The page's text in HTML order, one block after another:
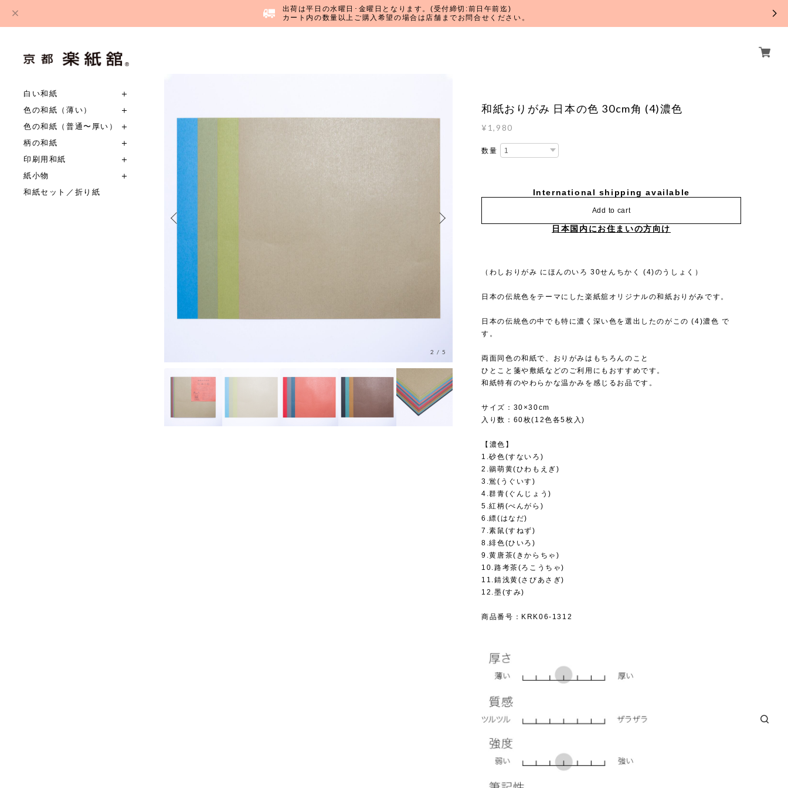
出荷は平日の水曜日･金曜日となります。(受付締切:前日午前迄)
カート内の数量以上ご購入希望の場合は店舗までお問合せください。
白い和紙
色の和紙（薄い）
色の和紙（普通〜厚い）
柄の和紙
印刷用和紙
紙小物
和紙セット／折り紙
3 /5
和紙おりがみ 日本の色 30cm角 (4)濃色
¥1,980
数量
International shipping available
Add to cart
日本国内にお住まいの方向け
（わしおりがみ にほんのいろ 30せんちかく (4)のうしょく）
日本の伝統色をテーマにした楽紙舘オリジナルの和紙おりがみです。
日本の伝統色の中でも特に濃く深い色を選出したのがこの (4)濃色 で
す。
両面同色の和紙で、おりがみはもちろんのこと
ひとこと箋や敷紙などのご利用にもおすすめです。
和紙特有のやわらかな温かみを感じるお品です。
サイズ：30×30cm
入り数：60枚(12色各5枚入)
【濃色】
1.砂色(すないろ)
2.鶸萌黄(ひわもえぎ)
3.鴬(うぐいす)
4.群青(ぐんじょう)
5.紅柄(べんがら)
6.縹(はなだ)
7.素鼠(すねず)
8.緋色(ひいろ)
9.黄唐茶(きからちゃ)
10.路考茶(ろこうちゃ)
11.錆浅黄(さびあさぎ)
12.墨(すみ)
商品番号：KRK06-1312